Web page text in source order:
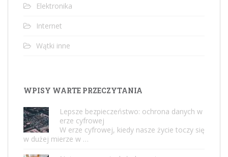
Elektronika
Internet
Wątki inne
WPISY WARTE PRZECZYTANIA
Lepsze bezpieczeństwo: ochrona danych w
erze cyfrowej
W erze cyfrowej, kiedy nasze życie toczy się
w dużej mierze w …